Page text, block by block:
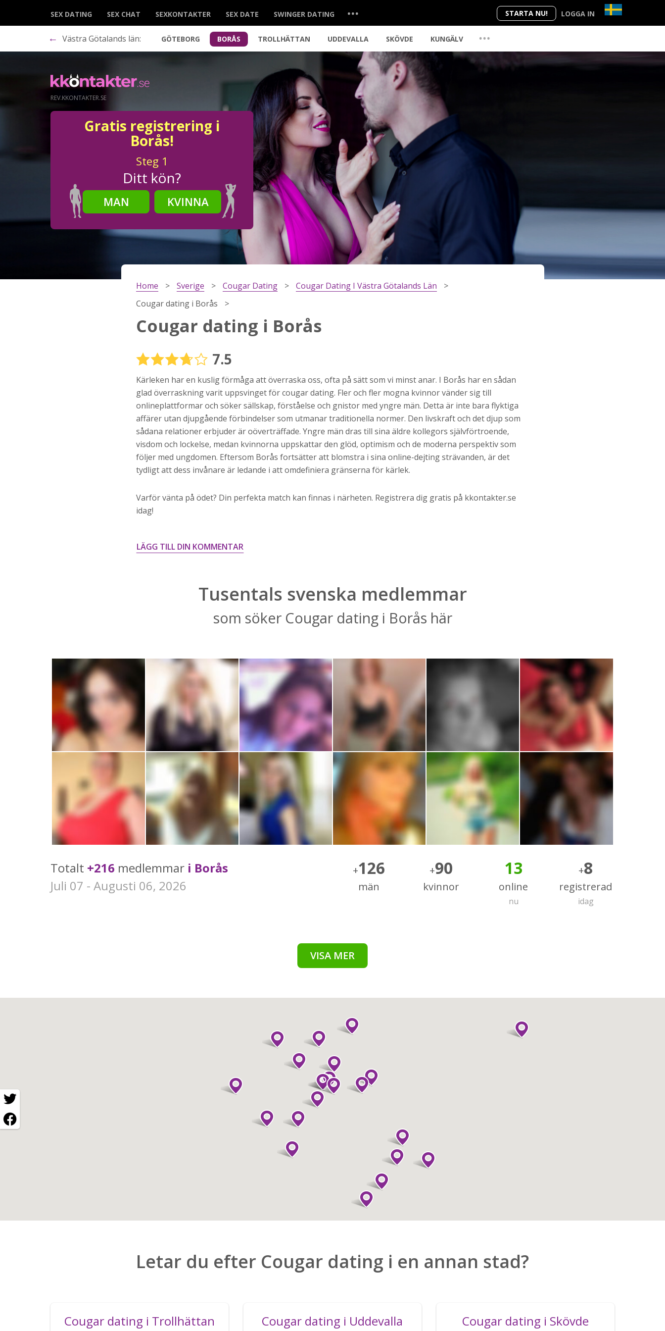
STARTA NU! LOGGA IN
SEX DATING SEX CHAT SEXKONTAKTER SEX DATE SWINGER DATING ...
← Västra Götalands län: GÖTEBORG BORÅS TROLLHÄTTAN UDDEVALLA SKÖVDE KUNGÄLV ...
REV.KKONTAKTER.SE
Gratis registrering i
Borås!
Steg 1
Ditt kön?
MAN
KVINNA
Steg2
Ditt födelsedatum?
Steg3
Din mailadress?
Genom att registrera godkänner jagVillkoren
och
information och reklam via e-post från hemsidans
operatörer. Jag kan dra tillbaka godkännande när jag
STARTA NU!
Home Sverige Cougar Dating
Cougar Dating I Västra Götalands Län
Cougar dating i Borås
Cougar dating i Borås
7.5
Kärleken har en kuslig förmåga att överraska oss, ofta på sätt som vi minst anar. I Borås har en sådan
glad överraskning varit uppsvinget för cougar dating. Fler och fler mogna kvinnor vänder sig till
onlineplattformar och söker sällskap, förståelse och gnistor med yngre män. Detta är inte bara flyktiga
affärer utan djupgående förbindelser som utmanar traditionella normer. Den livskraft och det djup som
sådana relationer erbjuder är oöverträffade. Yngre män dras till sina äldre kollegors självförtroende,
visdom och lockelse, medan kvinnorna uppskattar den glöd, optimism och de moderna perspektiv som
följer med ungdomen. Eftersom Borås fortsätter att blomstra i sina online-dejting strävanden, är det
tydligt att dess invånare är ledande i att omdefiniera gränserna för kärlek.
Varför vänta på ödet? Din perfekta match kan finnas i närheten. Registrera dig gratis på kkontakter.se
idag!
LÄGG TILL DIN KOMMENTAR
Tusentals svenska medlemmar
som söker Cougar dating i Borås här
Totalt +216 medlemmar i Borås
Juli 07 - Augusti 06, 2026
+126
män
+90
kvinnor
13
online
nu
+8
registrerad
idag
VISA MER
Letar du efter Cougar dating i en annan stad?
Cougar dating i Trollhättan Cougar dating i Uddevalla Cougar dating i Skövde